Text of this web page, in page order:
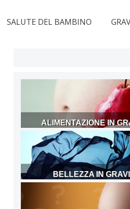
SALUTE DEL BAMBINO
ALIMENTAZIONE IN
BELLEZZA IN